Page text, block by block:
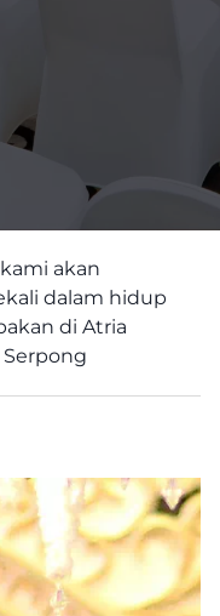
akan
dalam hidup
di Atria